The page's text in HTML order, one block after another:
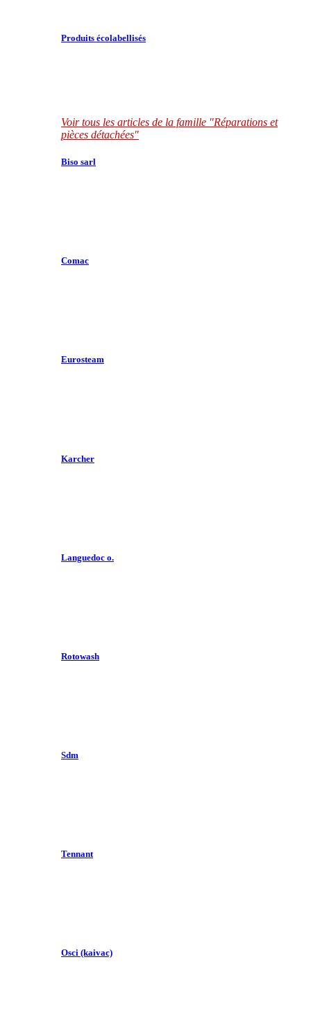
Produits écolabellisés
Voir tous les articles de la famille "Réparations et
pièces détachées"
Biso sarl
Comac
Eurosteam
Karcher
Languedoc o.
Rotowash
Sdm
Tennant
Osci (kaivac)